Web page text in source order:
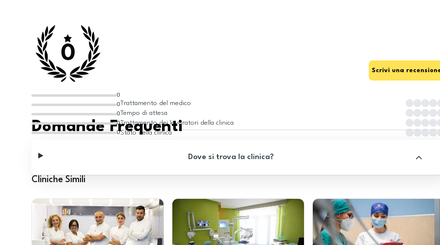
0
0
0
0
0
0
Scrivi una
Trattamento del medico
Tempo di attesa
Trattamento dei lavoratori della clinica
Stato della clinica
Domande Frequenti
Dove si trova la clinica?
Cliniche Simili